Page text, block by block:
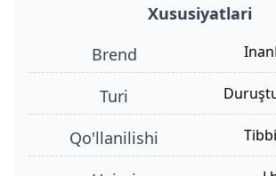
Xususiyatlari
Brend
turi
qo'llanilishi